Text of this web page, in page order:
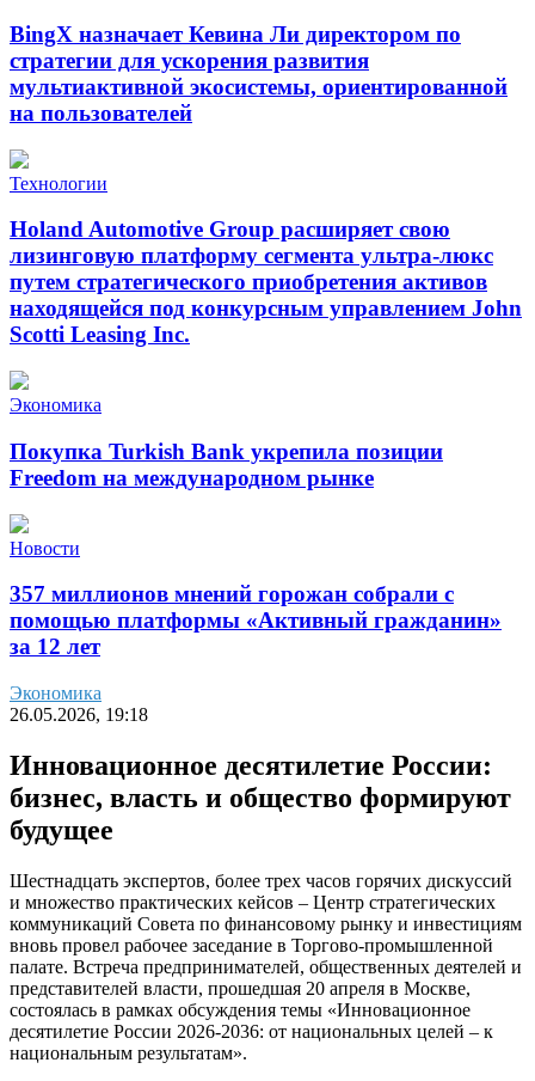
BingX назначает Кевина Ли директором по
стратегии для ускорения развития
мультиактивной экосистемы, ориентированной
на пользователей
Технологии
Holand Automotive Group расширяет свою
лизинговую платформу сегмента ультра-люкс
путем стратегического приобретения активов
находящейся под конкурсным управлением John
Scotti Leasing Inc.
Экономика
Покупка Turkish Bank укрепила позиции
Freedom на международном рынке
Новости
357 миллионов мнений горожан собрали с
помощью платформы «Активный гражданин»
за 12 лет
Экономика
26.05.2026, 19:18
Инновационное десятилетие России:
бизнес, власть и общество формируют
будущее
Шестнадцать экспертов, более трех часов горячих дискуссий
и множество практических кейсов – Центр стратегических
коммуникаций Совета по финансовому рынку и инвестициям
вновь провел рабочее заседание в Торгово-промышленной
палате. Встреча предпринимателей, общественных деятелей и
представителей власти, прошедшая 20 апреля в Москве,
состоялась в рамках обсуждения темы «Инновационное
десятилетие России 2026-2036: от национальных целей – к
национальным результатам».